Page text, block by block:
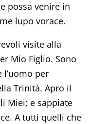
possa venire in
lupo vorace.
visite alla
Mio Figlio. Sono
per
Trinità. Apro il
Miei; e sappiate
A tutti quelli che